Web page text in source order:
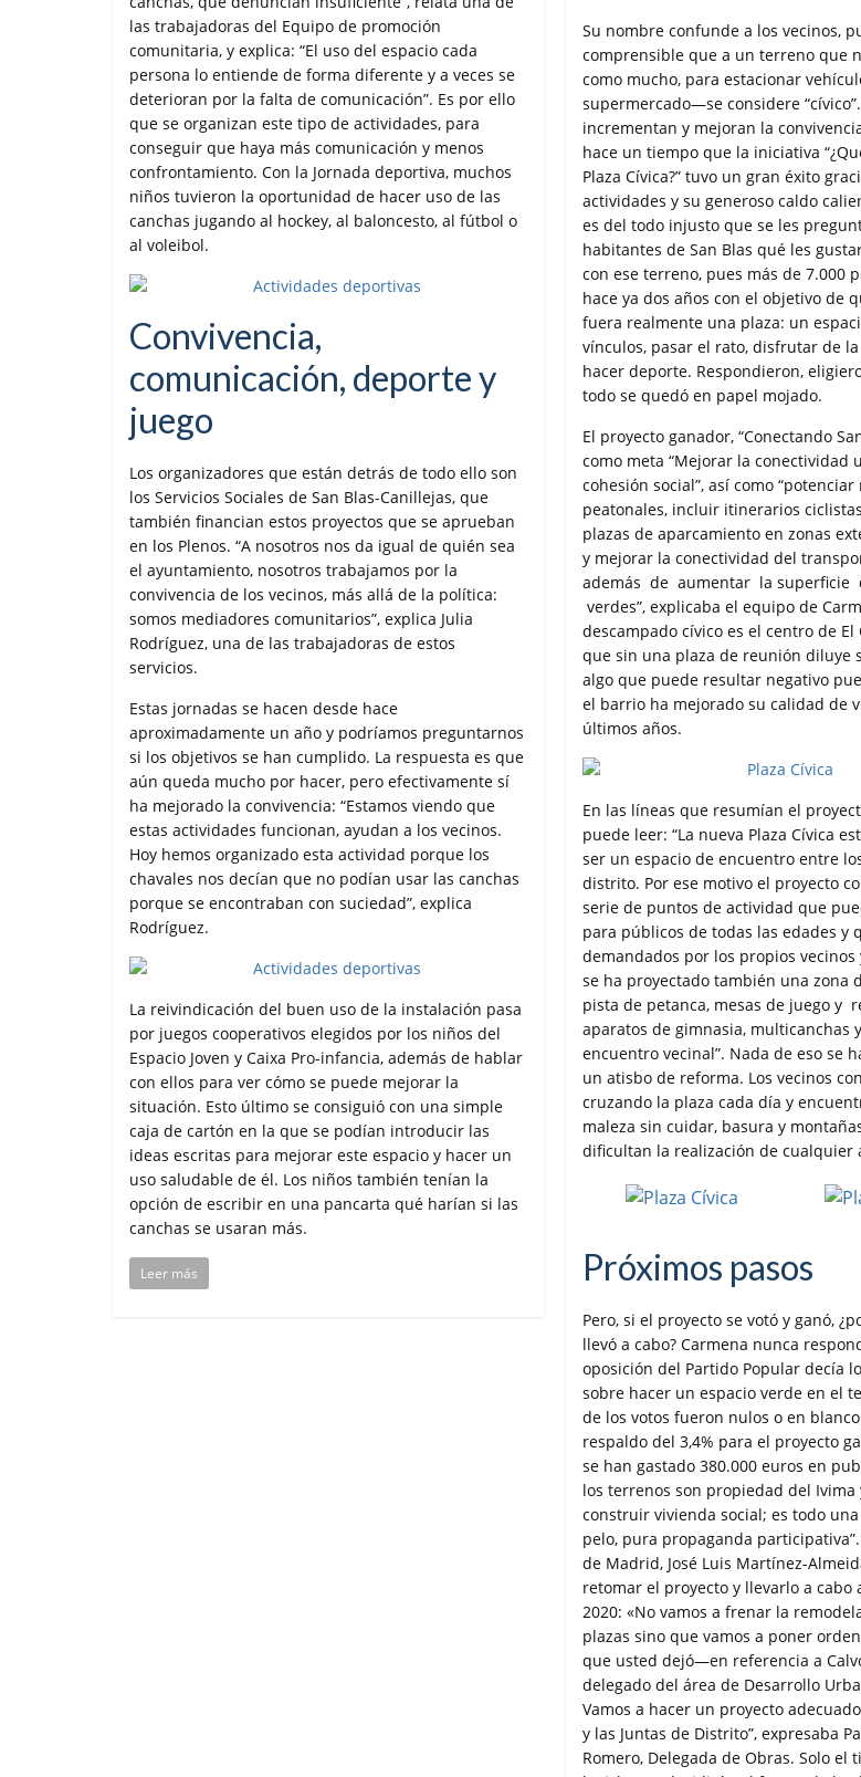
las trabajadoras del Equipo de promoción
comunitaria, y explica: “El uso del espacio cada
persona lo entiende de forma diferente y a veces se
deterioran por la falta de comunicación”. Es por ello
que se organizan este tipo de actividades, para
conseguir que haya más comunicación y menos
confrontamiento. Con la Jornada deportiva, muchos
niños tuvieron la oportunidad de hacer uso de las
canchas jugando al hockey, al baloncesto, al fútbol o
al voleibol.
Convivencia,
comunicación, deporte y
juego
Los organizadores que están detrás de todo ello son
los Servicios Sociales de San Blas-Canillejas, que
también financian estos proyectos que se aprueban
en los Plenos. “A nosotros nos da igual de quién sea
el ayuntamiento, nosotros trabajamos por la
convivencia de los vecinos, más allá de la política:
somos mediadores comunitarios”, explica Julia
Rodríguez, una de las trabajadoras de estos
servicios.
Estas jornadas se hacen desde hace
aproximadamente un año y podríamos preguntarnos
si los objetivos se han cumplido. La respuesta es que
aún queda mucho por hacer, pero efectivamente sí
ha mejorado la convivencia: “Estamos viendo que
estas actividades funcionan, ayudan a los vecinos.
Hoy hemos organizado esta actividad porque los
chavales nos decían que no podían usar las canchas
porque se encontraban con suciedad”, explica
Rodríguez.
La reivindicación del buen uso de la instalación pasa
por juegos cooperativos elegidos por los niños del
Espacio Joven y Caixa Pro-infancia, además de hablar
con ellos para ver cómo se puede mejorar la
situación. Esto último se consiguió con una simple
caja de cartón en la que se podían introducir las
ideas escritas para mejorar este espacio y hacer un
uso saludable de él. Los niños también tenían la
opción de escribir en una pancarta qué harían si las
canchas se usaran más.
Leer más
Su nombre confunde a los vecinos,
comprensible que a un terreno que
como mucho, para estacionar
supermercado—se considere
incrementan y mejoran la
hace un tiempo que la iniciativa
Plaza Cívica?” tuvo un gran éxito
actividades y su generoso caldo
es del todo injusto que se les
habitantes de San Blas qué les
con ese terreno, pues más de 7.000
hace ya dos años con el objetivo de
fuera realmente una plaza: un
vínculos, pasar el rato, disfrutar de
hacer deporte. Respondieron,
todo se quedó en papel mojado.
El proyecto ganador, “Conectando
como meta “Mejorar la conectividad
cohesión social”, así como
peatonales, incluir itinerarios
plazas de aparcamiento en zonas
y mejorar la conectividad del
además de aumentar la superficie
verdes”, explicaba el equipo de
descampado cívico es el centro de El
que sin una plaza de reunión diluye
algo que puede resultar negativo
el barrio ha mejorado su calidad de
últimos años.
En las líneas que resumían el
puede leer: “La nueva Plaza Cívica
ser un espacio de encuentro entre
distrito. Por ese motivo el proyecto
serie de puntos de actividad que
para públicos de todas las edades y
demandados por los propios vecinos
se ha proyectado también una zona
pista de petanca, mesas de juego y
aparatos de gimnasia, multicanchas
encuentro vecinal”. Nada de eso se
un atisbo de reforma. Los vecinos
cruzando la plaza cada día y
maleza sin cuidar, basura y
dificultan la realización de cualquier
Próximos pasos
Pero, si el proyecto se votó y ganó,
llevó a cabo? Carmena nunca
oposición del Partido Popular decía
sobre hacer un espacio verde en el
de los votos fueron nulos o en
respaldo del 3,4% para el proyecto
se han gastado 380.000 euros en
los terrenos son propiedad del
construir vivienda social; es todo
pelo, pura propaganda
de Madrid, José Luis Martínez-
retomar el proyecto y llevarlo a cabo
2020: «No vamos a frenar la
plazas sino que vamos a poner
que usted dejó—en referencia a
delegado del área de Desarrollo
Vamos a hacer un proyecto
y las Juntas de Distrito”, expresaba
Romero, Delegada de Obras. Solo el